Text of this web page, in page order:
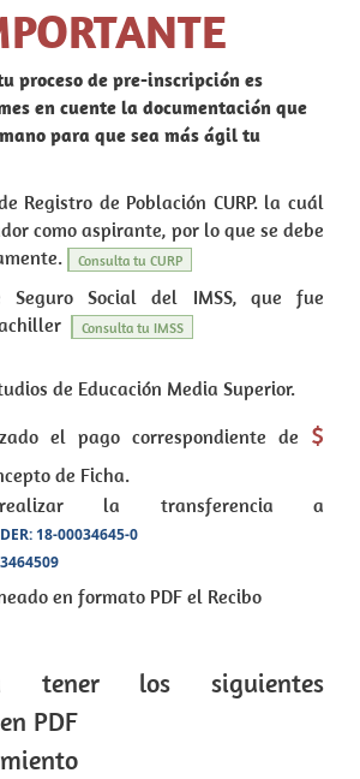
proceso de pre-inscripción es
en cuente la documentación que
para que sea más ágil tu
Registro de Población CURP. la cuál
como aspirante, por lo que se debe
Consulta tu CURP
Seguro Social del IMSS, que fue
Consulta tu IMSS
de Educación Media Superior.
el pago correspondiente de $
de Ficha.
la transferencia a
18-00034645-0
en formato PDF el Recibo
tener los siguientes
PDF